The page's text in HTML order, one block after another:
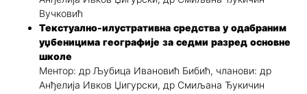
Вучковић
Текстуално-илустративна средства у одабраним
уџбеницима географије за седми разред основне
школе
Ментор: др Љубица Ивановић Бибић, чланови: др
Анђелија Ивков Џигурски, др Смиљана Ђукичин